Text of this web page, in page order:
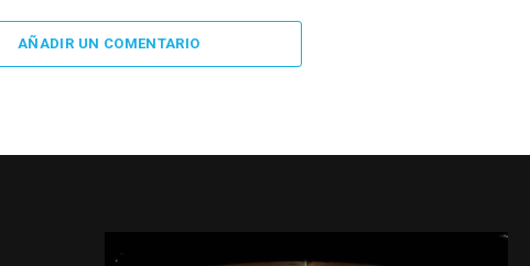
AÑADIR UN COMENTARIO